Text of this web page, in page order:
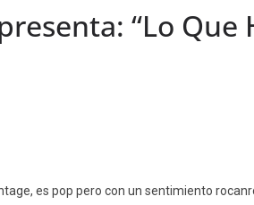
“Lo Que
es pop pero con un sentimiento